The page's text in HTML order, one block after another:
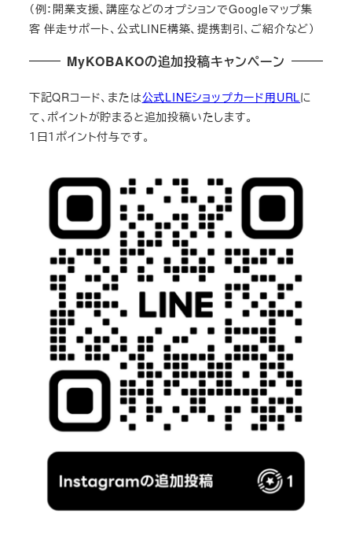
（例：開業支援、講座などのオプションでGoogleマップ集
客 伴走サポート、公式LINE構築、提携割引、ご紹介など）
MyKOBAKOの追加投稿キャンペーン
下記QRコード、または公式LINEショップカード用URLに
て、ポイントが貯まると追加投稿いたします。
１日１ポイント付与です。